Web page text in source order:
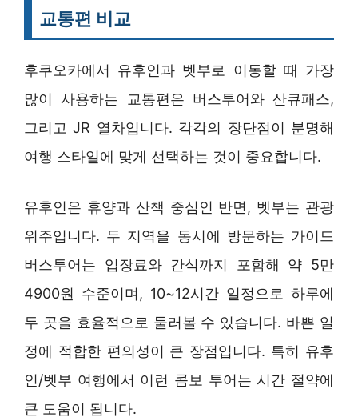
교통편 비교
후쿠오카에서 유후인과 벳부로 이동할 때 가장
많이 사용하는 교통편은 버스투어와 산큐패스,
그리고 JR 열차입니다. 각각의 장단점이 분명해
여행 스타일에 맞게 선택하는 것이 중요합니다.
유후인은 휴양과 산책 중심인 반면, 벳부는 관광
위주입니다. 두 지역을 동시에 방문하는 가이드
버스투어는 입장료와 간식까지 포함해 약 5만
4900원 수준이며, 10~12시간 일정으로 하루에
두 곳을 효율적으로 둘러볼 수 있습니다. 바쁜 일
정에 적합한 편의성이 큰 장점입니다. 특히 유후
인/벳부 여행에서 이런 콤보 투어는 시간 절약에
큰 도움이 됩니다.